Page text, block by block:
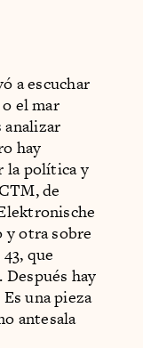
a escuchar
el mar
analizar
hay
la política y
de
y otra sobre
que
hay
una pieza
antesala